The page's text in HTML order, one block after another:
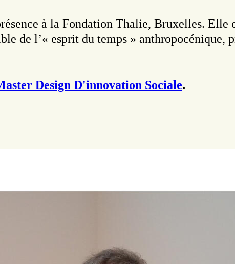
à la Fondation Thalie, Bruxelles. Elle
de l’« esprit du temps » anthropocénique,
Design D'innovation Sociale.